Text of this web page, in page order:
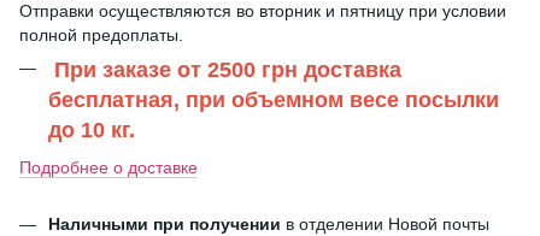
Отправки осуществляются во вторник и пятницу при условии
полной предоплаты.
При заказе от 2500 грн доставка
бесплатная, при объемном весе посылки
до 10 кг.
Подробнее о доставке
Наличными при получении в отделении Новой почты